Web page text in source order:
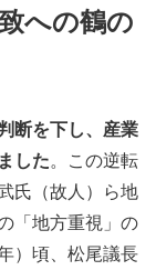
への鶴の
断を下し、産業
した。この逆転
氏（故人）ら地
「地方重視」の
）頃、松尾議長